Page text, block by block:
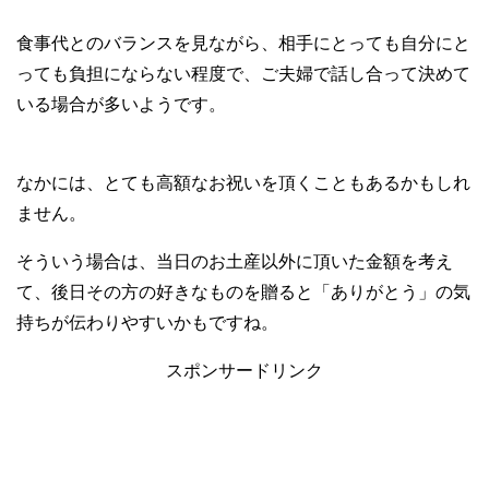
食事代とのバランスを見ながら、相手にとっても自分にと
っても負担にならない程度で、ご夫婦で話し合って決めて
いる場合が多いようです。
なかには、とても高額なお祝いを頂くこともあるかもしれ
ません。
そういう場合は、当日のお土産以外に頂いた金額を考え
て、後日その方の好きなものを贈ると「ありがとう」の気
持ちが伝わりやすいかもですね。
スポンサードリンク